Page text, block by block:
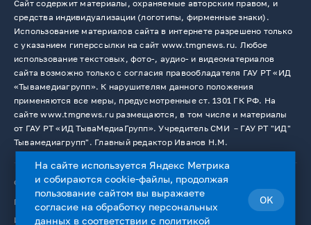
Сайт содержит материалы, охраняемые авторским правом, и
средства индивидуализации (логотипы, фирменные знаки).
Использование материалов сайта в интернете разрешено только
с указанием гиперссылки на сайт www.tmgnews.ru. Любое
использование текстовых, фото-, аудио- и видеоматериалов
сайта возможно только с согласия правообладателя ГАУ РТ «ИД
«Тывамедиагрупп». К нарушителям данного положения
применяются все меры, предусмотренные ст. 1301 ГК РФ. На
сайте www.tmgnews.ru размещаются, в том числе и материалы
от ГАУ РТ «ИД ТываМедиаГрупп». Учредитель СМИ －ГАУ РТ "ИД"
Тывамедиагрупп". Главный редактор Иванов Н.М.
© 2026. Все права защищены.
12+
Пользовательское соглашение
Использование cookie-файлов
На сайте используется Яндекс Метрика
и собираются cookie-файлы, продолжая
пользование сайтом вы выражаете
согласие наобработку персональных
данных в соответствии с политикой
OK